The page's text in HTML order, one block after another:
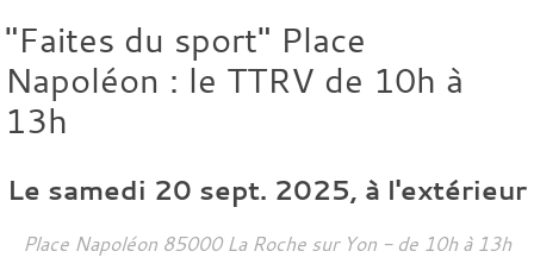
"Faites du sport" Place
Napoléon : le TTRV de 10h à
13h
Le samedi 20 sept. 2025, à l'extérieur
Place Napoléon 85000 La Roche sur Yon - de 10h à 13h